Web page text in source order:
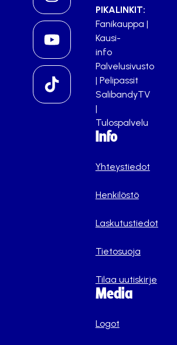
PIKALINKIT:
Fanikauppa |
Kausi-
info
Palvelusivusto
| Pelipassit
SalibandyTV
|
Tulospalvelu
Info
Yhteystiedot
Henkilöstö
Laskutustiedot
Tietosuoja
Tilaa uutiskirje
Media
Logot